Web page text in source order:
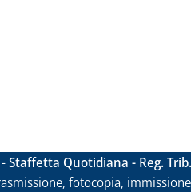
Staffetta Quotidiana - Reg.
fotocopia,